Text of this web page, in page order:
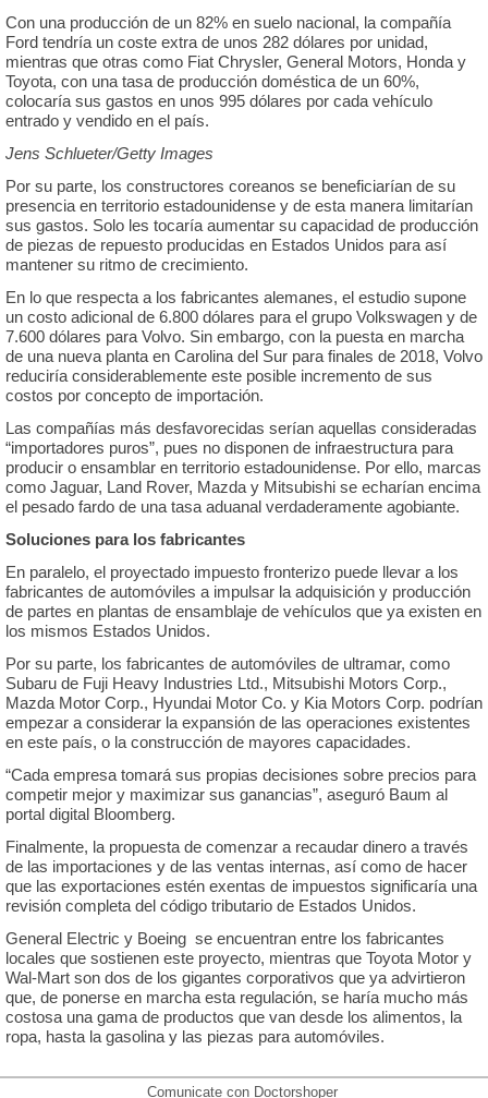
Con una producción de un 82% en suelo nacional, la compañía
Ford tendría un coste extra de unos 282 dólares por unidad,
mientras que otras como Fiat Chrysler, General Motors, Honda y
Toyota, con una tasa de producción doméstica de un 60%,
colocaría sus gastos en unos 995 dólares por cada vehículo
entrado y vendido en el país.
Jens Schlueter/Getty Images
Por su parte, los constructores coreanos se beneficiarían de su
presencia en territorio estadounidense y de esta manera limitarían
sus gastos. Solo les tocaría aumentar su capacidad de producción
de piezas de repuesto producidas en Estados Unidos para así
mantener su ritmo de crecimiento.
En lo que respecta a los fabricantes alemanes, el estudio supone
un costo adicional de 6.800 dólares para el grupo Volkswagen y de
7.600 dólares para Volvo. Sin embargo, con la puesta en marcha
de una nueva planta en Carolina del Sur para finales de 2018, Volvo
reduciría considerablemente este posible incremento de sus
costos por concepto de importación.
Las compañías más desfavorecidas serían aquellas consideradas
“importadores puros”, pues no disponen de infraestructura para
producir o ensamblar en territorio estadounidense. Por ello, marcas
como Jaguar, Land Rover, Mazda y Mitsubishi se echarían encima
el pesado fardo de una tasa aduanal verdaderamente agobiante.
Soluciones para los fabricantes
En paralelo, el proyectado impuesto fronterizo puede llevar a los
fabricantes de automóviles a impulsar la adquisición y producción
de partes en plantas de ensamblaje de vehículos que ya existen en
los mismos Estados Unidos.
Por su parte, los fabricantes de automóviles de ultramar, como
Subaru de Fuji Heavy Industries Ltd., Mitsubishi Motors Corp.,
Mazda Motor Corp., Hyundai Motor Co. y Kia Motors Corp. podrían
empezar a considerar la expansión de las operaciones existentes
en este país, o la construcción de mayores capacidades.
“Cada empresa tomará sus propias decisiones sobre precios para
competir mejor y maximizar sus ganancias”, aseguró Baum al
portal digital Bloomberg.
Finalmente, la propuesta de comenzar a recaudar dinero a través
de las importaciones y de las ventas internas, así como de hacer
que las exportaciones estén exentas de impuestos significaría una
revisión completa del código tributario de Estados Unidos.
General Electric y Boeing se encuentran entre los fabricantes
locales que sostienen este proyecto, mientras que Toyota Motor y
Wal-Mart son dos de los gigantes corporativos que ya advirtieron
que, de ponerse en marcha esta regulación, se haría mucho más
costosa una gama de productos que van desde los alimentos, la
ropa, hasta la gasolina y las piezas para automóviles.
Comunicate con Doctorshoper